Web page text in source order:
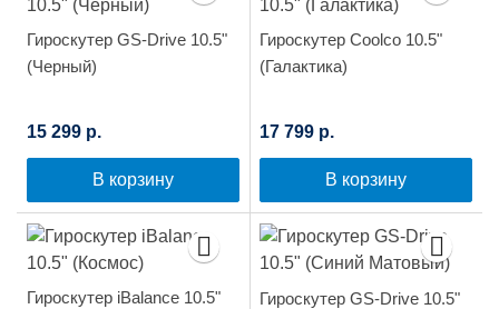
Гироскутер GS-Drive 10.5"
(Черный)
15 299 р.
В корзину
Гироскутер Сoolco 10.5"
(Галактика)
17 799 р.
В корзину
Гироскутер iBalance 10.5"
Гироскутер GS-Drive 10.5"